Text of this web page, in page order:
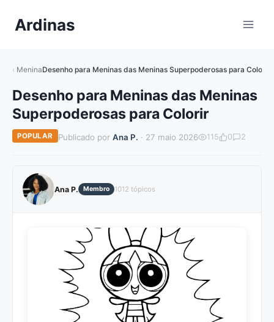
paraArdinas
MeninaDesenho para Meninas das Meninas Superpoderosas para Colorir
Desenho para Meninas das Meninas
Superpoderosas para Colorir
POPULAR Publicado por Ana P. · 27 maio 2026 115 0 2
Ana P. Membro 1012 tópicos